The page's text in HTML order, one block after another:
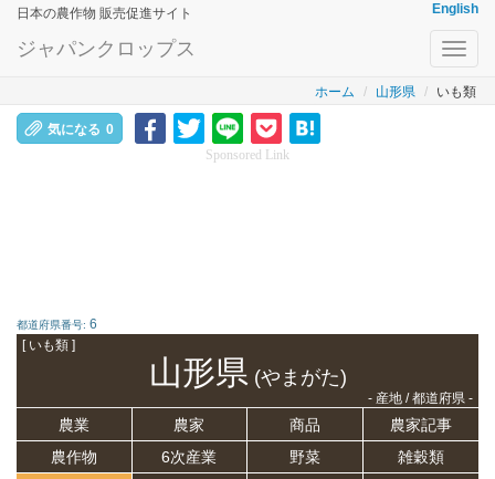
日本の農作物 販売促進サイト English
ジャパンクロップス
ホーム 山形県 いも類
気になる 0
Sponsored Link
都道府県番号: 6
[ いも類 ]
山形県(やまがた)
- 産地 / 都道府県 -
農業 農家 商品
農家記事
農作物
6次産業 野菜
雑穀類